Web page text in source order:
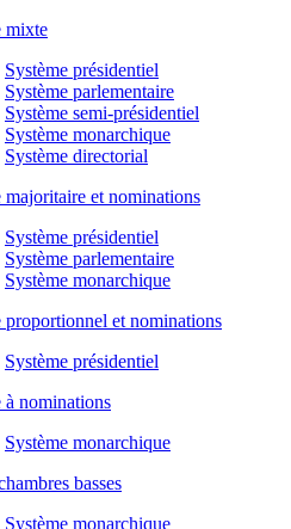
mixte
Système présidentiel
Système parlementaire
Système semi-présidentiel
Système monarchique
Système directorial
majoritaire et nominations
Système présidentiel
Système parlementaire
Système monarchique
proportionnel et nominations
Système présidentiel
à nominations
Système monarchique
basses
Système monarchique